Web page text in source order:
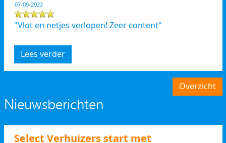
07-09-2022
"Vlot en netjes verlopen! Zeer content"
Lees verder
Overzicht
Nieuwsberichten
Select Verhuizers start met